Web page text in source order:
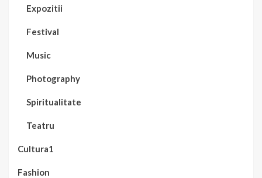
Expozitii
Festival
Music
Photography
Spiritualitate
Teatru
Cultura1
Fashion